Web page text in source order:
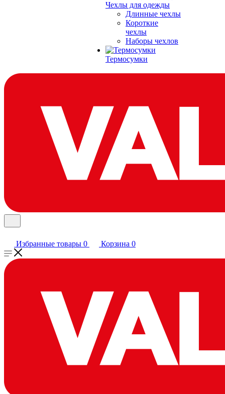
Чехлы для одежды
Длинные чехлы
Короткие
чехлы
Наборы чехлов
Термосумки
Избранные товары 0 Корзина 0